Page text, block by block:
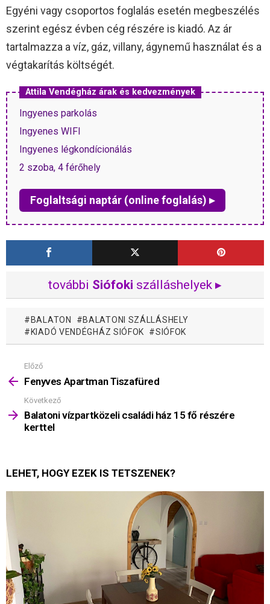
Egyéni vagy csoportos foglalás esetén megbeszélés
szerint egész évben cég részére is kiadó. Az ár
tartalmazza a víz, gáz, villany, ágynemű használat és a
végtakarítás költségét.
Attila Vendégház árak és kedvezmények
Ingyenes parkolás
Ingyenes WIFI
Ingyenes légkondícionálás
2 szoba, 4 férőhely
Foglaltsági naptár (online foglalás) ▸
további Siófoki szálláshelyek ▸
BALATON
BALATONI SZÁLLÁSHELY
KIADÓ VENDÉGHÁZ SIÓFOK
SIÓFOK
Mutass
többet
Előző
Fenyves Apartman Tiszafüred
Következő
Balatoni vízpartközeli családi ház 15 fő részére
kerttel
LEHET, HOGY EZEK IS TETSZENEK?